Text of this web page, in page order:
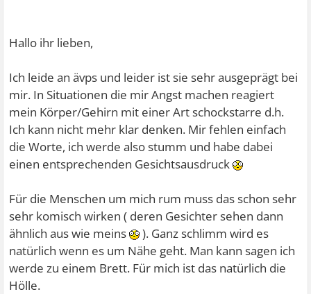
Hallo ihr lieben,
Ich leide an ävps und leider ist sie sehr ausgeprägt bei
mir. In Situationen die mir Angst machen reagiert
mein Körper/Gehirn mit einer Art schockstarre d.h.
Ich kann nicht mehr klar denken. Mir fehlen einfach
die Worte, ich werde also stumm und habe dabei
einen entsprechenden Gesichtsausdruck
Für die Menschen um mich rum muss das schon sehr
sehr komisch wirken ( deren Gesichter sehen dann
ähnlich aus wie meins
). Ganz schlimm wird es
natürlich wenn es um Nähe geht. Man kann sagen ich
werde zu einem Brett. Für mich ist das natürlich die
Hölle.